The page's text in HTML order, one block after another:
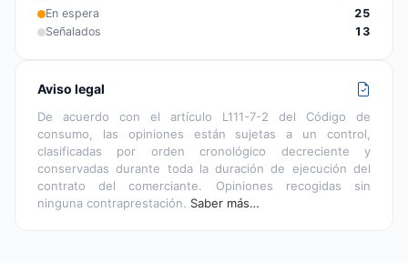
En espera
25
Señalados
13
Aviso legal
De acuerdo con el artículo L111-7-2 del Código de
consumo, las opiniones están sujetas a un control,
clasificadas por orden cronológico decreciente y
conservadas durante toda la duración de ejecución del
contrato del comerciante. Opiniones recogidas sin
ninguna contraprestación. Saber más…